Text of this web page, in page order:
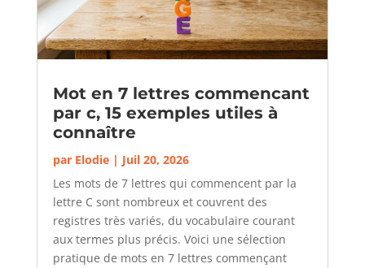
Mot en 7 lettres commencant
par c, 15 exemples utiles à
connaître
par Elodie| Juil 20, 2026
Les mots de 7 lettres qui commencent par la
lettre C sont nombreux et couvrent des
registres très variés, du vocabulaire courant
aux termes plus précis. Voici une sélection
pratique de mots en 7 lettres commençant